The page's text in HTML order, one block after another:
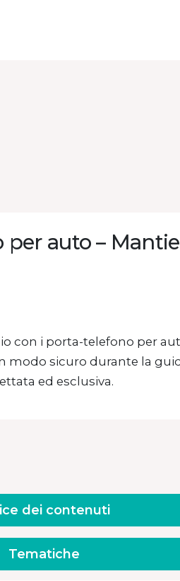
per auto –
con i porta-telefono per
modo sicuro durante la
ed esclusiva.
dei contenuti
Tematiche